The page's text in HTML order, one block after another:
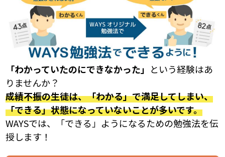
「わかっていたのにできなかった」 という経験はあ
りませんか？
成績不振の生徒は、「わかる」で満足してしまい、
「できる」状態になっていないことが多いです。
WAYSでは、「できる」ようになるための勉強法を伝
授します！